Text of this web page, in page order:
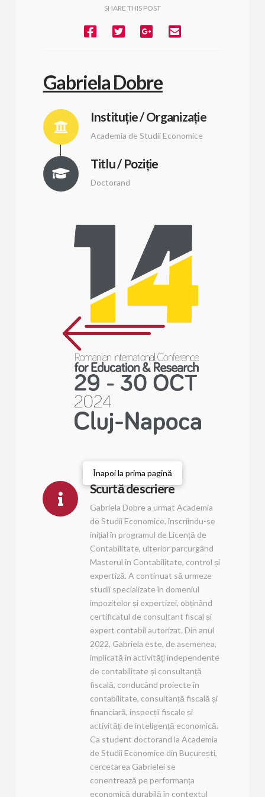
SHARE THIS POST
Gabriela Dobre
Instituție / Organizație
Academia de Studii Economice
Titlu / Poziție
Doctorand
Înapoi la prima pagină
Scurtă descriere
Gabriela Dobre a urmat Academia
de Studii Economice, înscriindu-se
inițial în programul de Licență de
Contabilitate, ulterior parcurgând
Masterul în Contabilitate, control și
expertiză. A continuat să urmeze
studii specializate în domeniul
impozitelor și expertizei, obținând
certificatul de consultant fiscal și
expert contabil autorizat. Din anul
2022, Gabriela este, de asemenea,
implicată în activități independente
de contabilitate și consultanță
fiscală, conducând proiecte în
contabilitate, consultanță fiscală și
financiară, inspecții fiscale și
activități de inteligență economică.
Ca student doctorand la Academia
de Studii Economice din București,
cercetarea Gabrielei se
conentrează pe performanța
economică durabilă în contextul